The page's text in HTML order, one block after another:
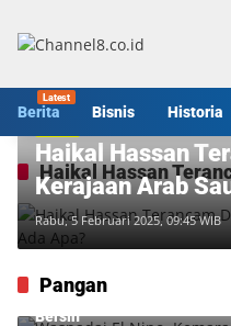
konten
Berita Bisnis Historia
Haikal Hassan
Haikal Hassan
Kerajaan Arab
Rabu, 5 Februari 2025, 09:45 WIB
Pangan
Waspadai El Nino, Kemarau
Bersih